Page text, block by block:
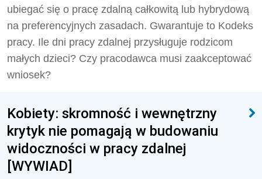
ubiegać się o pracę zdalną całkowitą lub hybrydową
na preferencyjnych zasadach. Gwarantuje to Kodeks
pracy. Ile dni pracy zdalnej przysługuje rodzicom
małych dzieci? Czy pracodawca musi zaakceptować
wniosek?
Kobiety: skromność i wewnętrzny
krytyk nie pomagają w budowaniu
widoczności w pracy zdalnej
[WYWIAD]